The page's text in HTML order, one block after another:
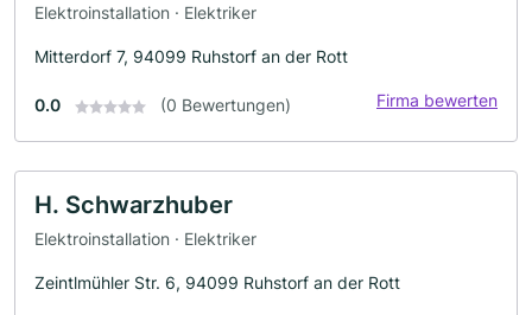
Elektroinstallation · Elektriker
Mitterdorf 7, 94099 Ruhstorf an der Rott
0.0 (0 Bewertungen) Firma bewerten
H. Schwarzhuber
Elektroinstallation · Elektriker
Zeintlmühler Str. 6, 94099 Ruhstorf an der Rott